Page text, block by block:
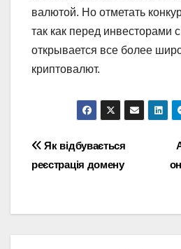
валютой. Но отметать
так как перед инвесторами
открывается все более
криптовалют.
Навігація
записів
Як відбувається
реєстрація домену